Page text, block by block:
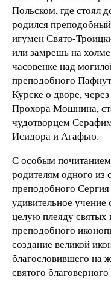
Польском, где стоял
родился
игумен Свято-
или замрешь на
часовенке над
преподобного
Курске о дворе,
Прохора Мошнина,
чудотворцем
Исидора и Агафью.
С особым
родителям одного из
преподобного
удивительное учение
целую плеяду святых
преподобного
создание великой
благословившего на
святого